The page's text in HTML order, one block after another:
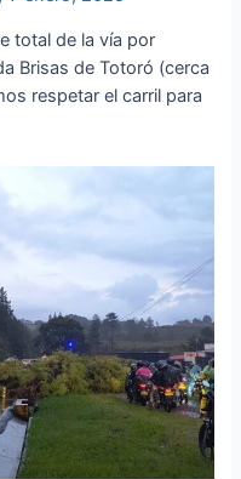
total de la vía por
Brisas de Totoró (cerca
respetar el carril para